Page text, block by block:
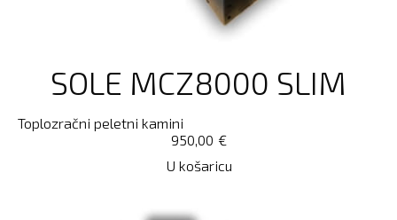
SOLE MCZ8000 SLIM
Toplozračni peletni kamini
€
950,00
U košaricu